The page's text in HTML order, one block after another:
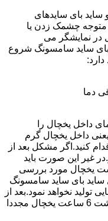
ساید بای سایدهای
چشمک زدن یا
نمایشگر می
ساید سامسونگ شروع
دما
داخل یخچال را
داخل یخچال گرم
کنید.اگر مشکل بعد از
غیر این صورت باید
یخچال مورد بررسی
ساید بای ساید سامسونگ
نخواهد نمود.بعد از
تعویض سنسور دمای یخچال،و بعد از گذشت 6 ساعت یخچال مجددا